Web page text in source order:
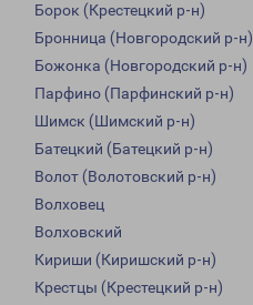
Борок (Крестецкий р-н)
Бронница (Новгородский р-н)
Божонка (Новгородский р-н)
Парфино (Парфинский р-н)
Шимск (Шимский р-н)
Батецкий (Батецкий р-н)
Волот (Волотовский р-н)
Волховец
Волховский
Кириши (Киришский р-н)
Крестцы (Крестецкий р-н)